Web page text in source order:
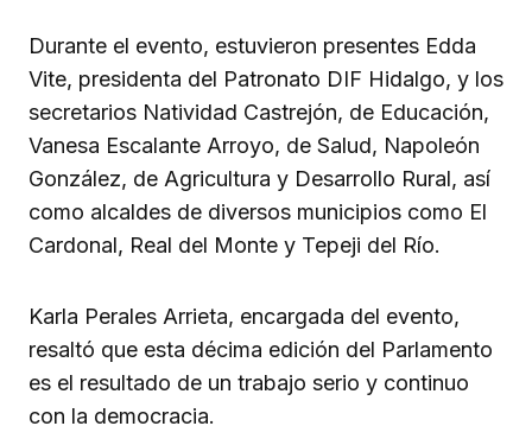
Durante el evento, estuvieron presentes Edda
Vite, presidenta del Patronato DIF Hidalgo, y los
secretarios Natividad Castrejón, de Educación,
Vanesa Escalante Arroyo, de Salud, Napoleón
González, de Agricultura y Desarrollo Rural, así
como alcaldes de diversos municipios como El
Cardonal, Real del Monte y Tepeji del Río.
Karla Perales Arrieta, encargada del evento,
resaltó que esta décima edición del Parlamento
es el resultado de un trabajo serio y continuo
con la democracia.